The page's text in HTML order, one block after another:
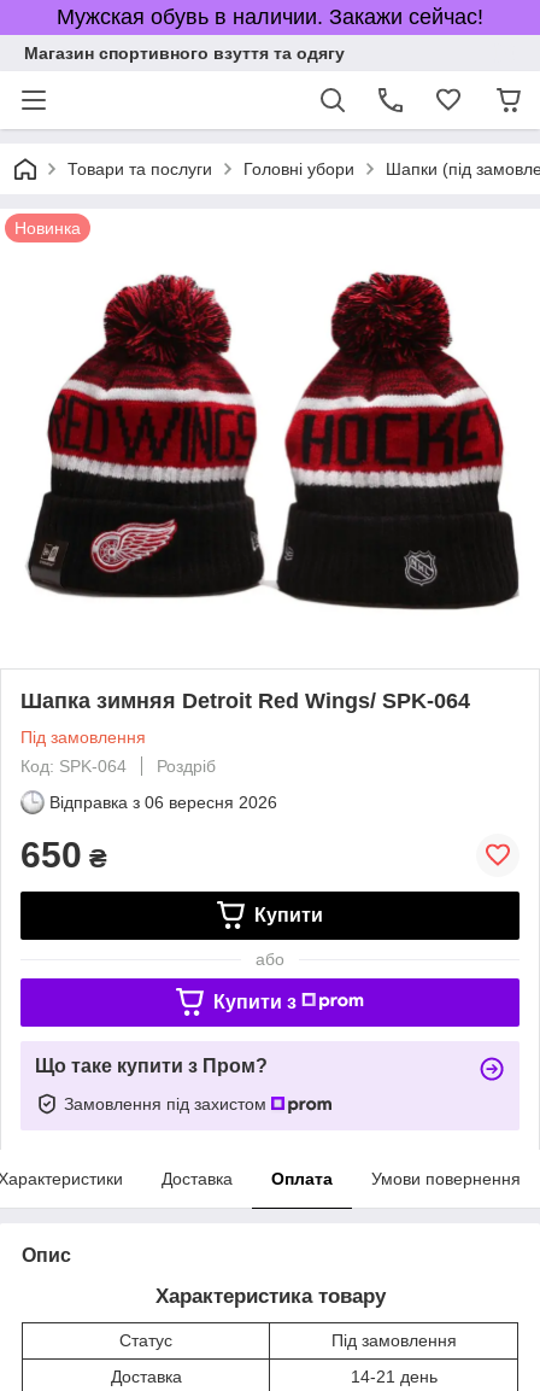
Мужская обувь в наличии. Закажи сейчас!
Магазин спортивного взуття та одягу
Товари та послуги Головні убори Шапки (під
Новинка
Шапка зимняя Detroit Red Wings/ SPK-064
Під замовлення
Код: SPK-064
Роздріб
Відправка з 06 вересня 2026
650 ₴
Купити
або
Купити з
Що таке купити з Пром?
Замовлення під захистом
Доставка Оплата Умови повернення
Опис
Характеристика товару
Статус
Під замовлення
Доставка
14-21 день